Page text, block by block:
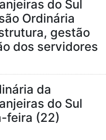
do Sul
Ordinária
gestão
dos servidores
da
do Sul
feira (22)